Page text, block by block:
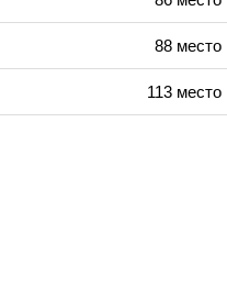
88 место
113 место